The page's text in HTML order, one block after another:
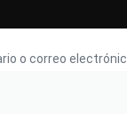
o correo